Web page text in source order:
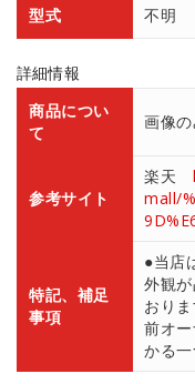
型式 不明
詳細情報
商品につい
て
画像
参考サイト
楽天
mall/
特記、補足
事項
●当店
外観
おりま
前オ
かる一